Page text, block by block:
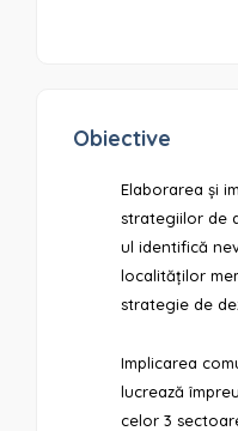
Obiective
Elaborarea și
strategiilor de
ul identifică
localităților
strategie de
Implicarea
lucrează
celor 3